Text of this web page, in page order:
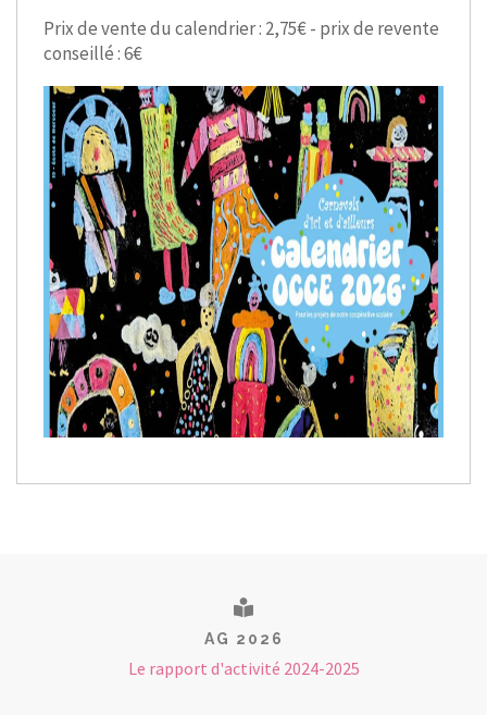
Prix de vente du calendrier : 2,75€ - prix de revente
conseillé : 6€
AG 2026
Le rapport d'activité 2024-2025